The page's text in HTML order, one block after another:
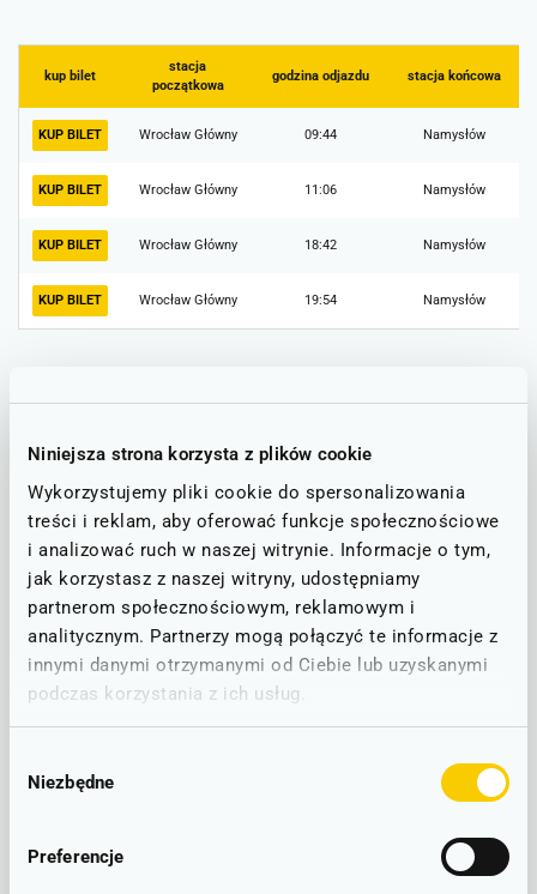
Niniejsza strona korzysta z plików cookie
Wykorzystujemy pliki cookie do spersonalizowania
treści i reklam, aby oferować funkcje społecznościowe
i analizować ruch w naszej witrynie. Informacje o tym,
jak korzystasz z naszej witryny, udostępniamy
partnerom społecznościowym, reklamowym i
analitycznym. Partnerzy mogą połączyć te informacje z
innymi danymi otrzymanymi od Ciebie lub uzyskanymi
podczas korzystania z ich usług.
zgody
Niezbędne
Preferencje
stacja
początkowa
godzina odjazdu stacja końcowa
kup bilet
Wrocław Główny 09:44 Namysłów
KUP BILET
Wrocław Główny 11:06 Namysłów
KUP BILET
Wrocław Główny 18:42 Namysłów
KUP BILET
Wrocław Główny 19:54 Namysłów
KUP BILET
Informacje o utrudnieniach
utrudnieniach na trasie, która obejmuje stacje PKP Wrocław
Główny oraz Namysłów.
Stan linii - informacje o utrudnieniach
STAN NA DZIEŃ: 10.08.2026
D80
Wrocław - Oleśnica - Namysłów
Wrocław - Oleśnica – Krotoszyn
Zastępcza Komunikacja Autobusowa na odcinku Sośnie Ostrowskie